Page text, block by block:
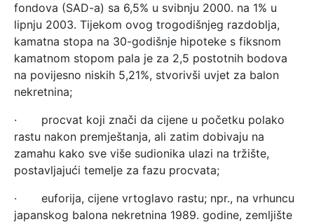
fondova (SAD-a) sa 6,5% u svibnju 2000. na 1% u
lipnju 2003. Tijekom ovog trogodišnjeg razdoblja,
kamatna stopa na 30-godišnje hipoteke s fiksnom
kamatnom stopom pala je za 2,5 postotnih bodova
na povijesno niskih 5,21%, stvorivši uvjet za balon
nekretnina;
· procvat koji znači da cijene u početku polako
rastu nakon premještanja, ali zatim dobivaju na
zamahu kako sve više sudionika ulazi na tržište,
postavljajući temelje za fazu procvata;
· euforija, cijene vrtoglavo rastu; npr., na vrhuncu
japanskog balona nekretnina 1989. godine, zemljište